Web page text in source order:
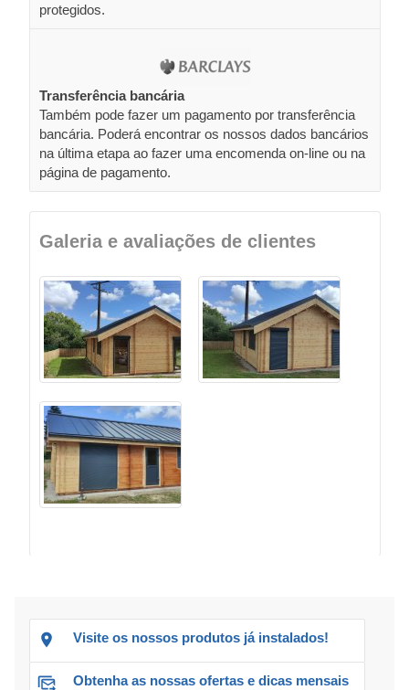
protegidos.
Transferência bancária
Também pode fazer um pagamento por transferência
bancária. Poderá encontrar os nossos dados bancários
na última etapa ao fazer uma encomenda on-line ou na
página de pagamento.
Galeria e avaliações de clientes
Visite os nossos produtos já instalados!
Obtenha as nossas ofertas e dicas mensais